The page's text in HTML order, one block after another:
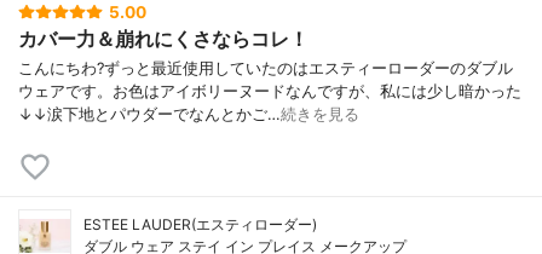
5.00
カバー力＆崩れにくさならコレ！
こんにちわ?ずっと最近使用していたのはエスティーローダーのダブル
ウェアです。お色はアイボリーヌードなんですが、私には少し暗かった
↓↓涙下地とパウダーでなんとかご…続きを見る
ESTEE LAUDER(エスティローダー)
ダブル ウェア ステイ イン プレイス メークアップ